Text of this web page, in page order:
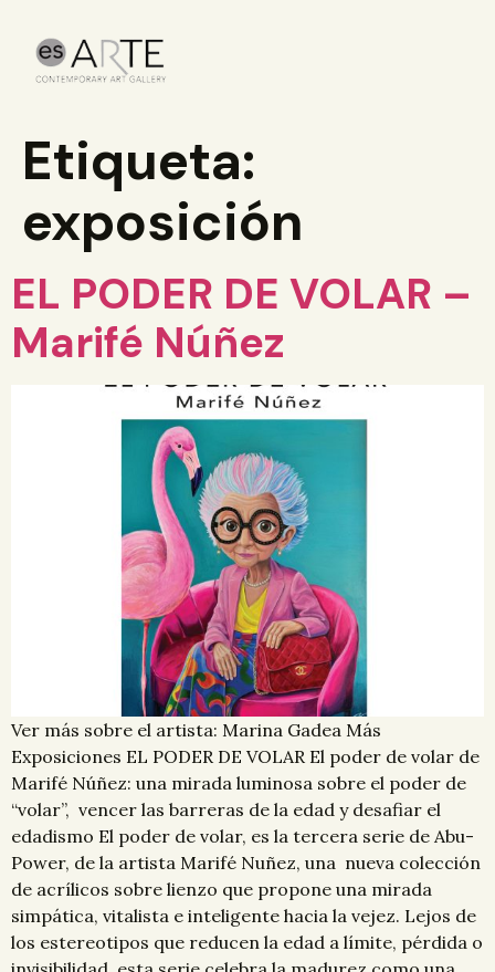
Etiqueta:
exposición
EL PODER DE VOLAR –
Marifé Núñez
Ver más sobre el artista: Marina Gadea Más
Exposiciones EL PODER DE VOLAR El poder de volar de
Marifé Núñez: una mirada luminosa sobre el poder de
“volar”, vencer las barreras de la edad y desafiar el
edadismo El poder de volar, es la tercera serie de Abu-
Power, de la artista Marifé Nuñez, una nueva colección
de acrílicos sobre lienzo que propone una mirada
simpática, vitalista e inteligente hacia la vejez. Lejos de
los estereotipos que reducen la edad a límite, pérdida o